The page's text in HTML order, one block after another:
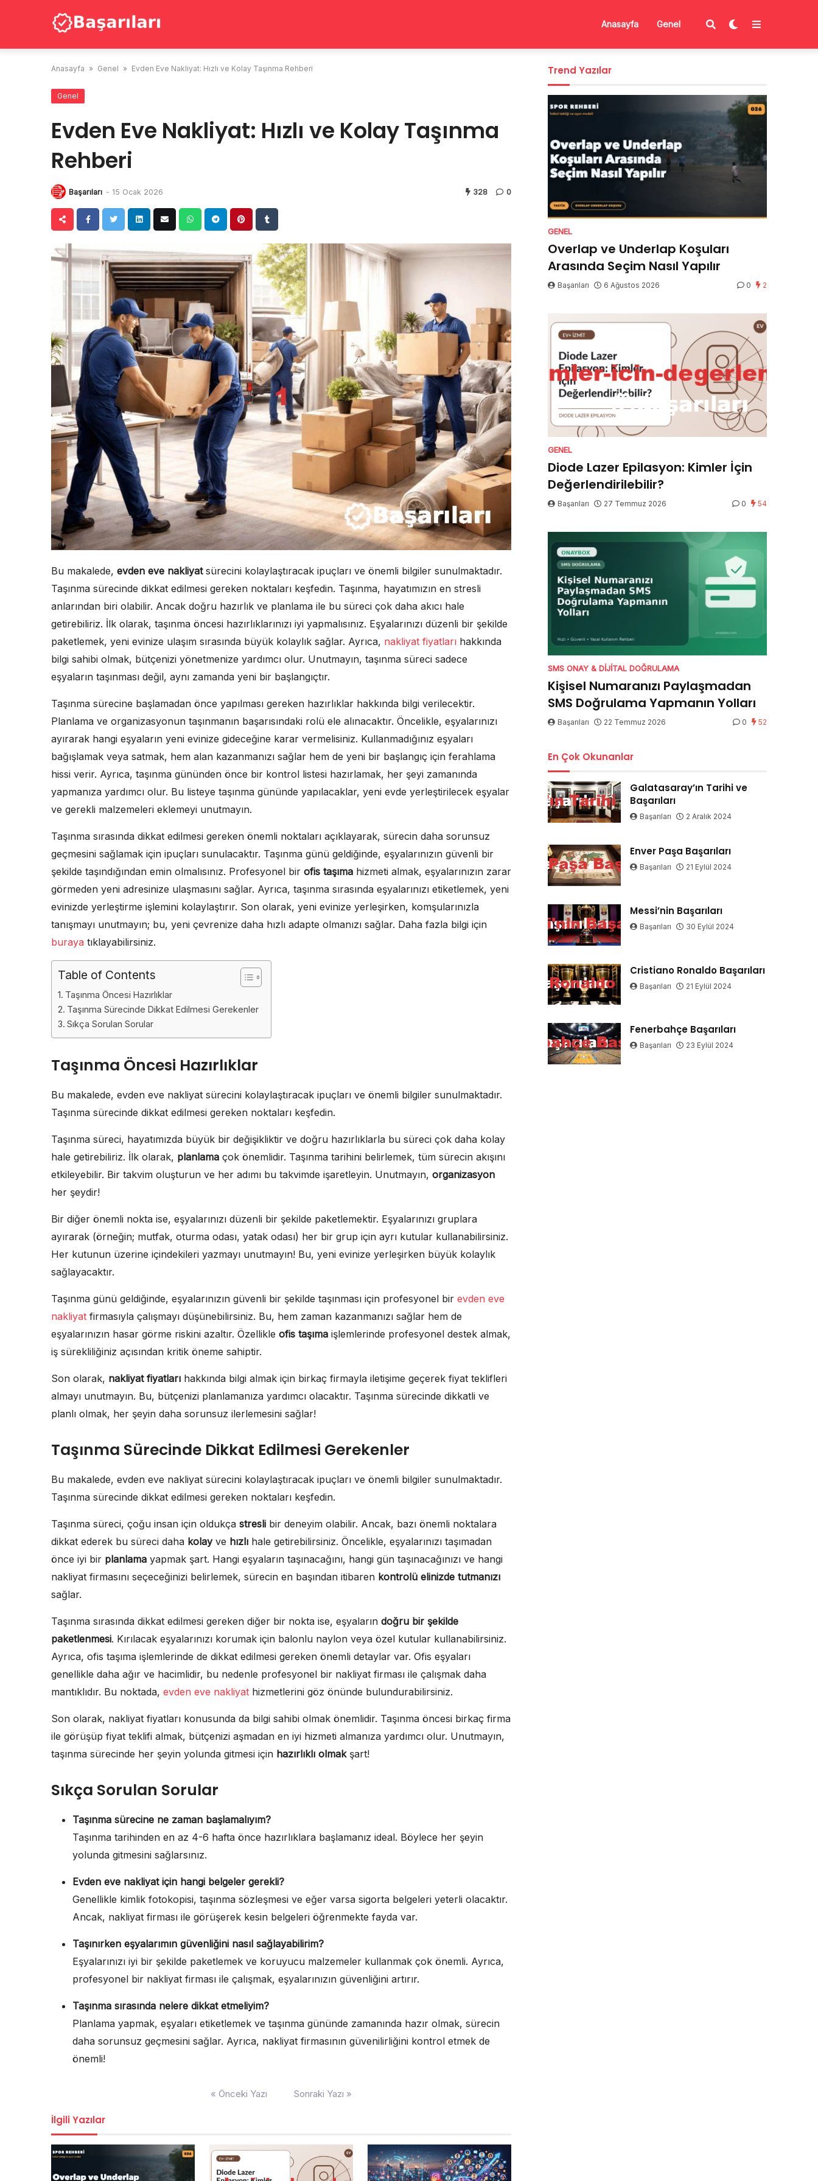
Anasayfa Genel
Anasayfa » Genel » Evden Eve Nakliyat: Hızlı ve Kolay Taşınma Rehberi
Genel
Evden Eve Nakliyat: Hızlı ve Kolay Taşınma
Rehberi
Başarıları - 15 Ocak 2026 328 0
Bu makalede, evden eve nakliyatsürecini kolaylaştıracak ipuçları ve önemli bilgiler sunulmaktadır.
Taşınma sürecinde dikkat edilmesi gereken noktaları keşfedin. Taşınma, hayatımızın en stresli
anlarından biri olabilir. Ancak doğru hazırlık ve planlama ile bu süreci çok daha akıcı hale
getirebiliriz. İlk olarak, taşınma öncesi hazırlıklarınızı iyi yapmalısınız. Eşyalarınızı düzenli bir şekilde
paketlemek, yeni evinize ulaşım sırasında büyük kolaylık sağlar. Ayrıca, nakliyat fiyatları hakkında
bilgi sahibi olmak, bütçenizi yönetmenize yardımcı olur. Unutmayın, taşınma süreci sadece
eşyaların taşınması değil, aynı zamanda yeni bir başlangıçtır.
Taşınma sürecine başlamadan önce yapılması gereken hazırlıklar hakkında bilgi verilecektir.
Planlama ve organizasyonun taşınmanın başarısındaki rolü ele alınacaktır. Öncelikle, eşyalarınızı
ayırarak hangi eşyaların yeni evinize gideceğine karar vermelisiniz. Kullanmadığınız eşyaları
bağışlamak veya satmak, hem alan kazanmanızı sağlar hem de yeni bir başlangıç için ferahlama
hissi verir. Ayrıca, taşınma gününden önce bir kontrol listesi hazırlamak, her şeyi zamanında
yapmanıza yardımcı olur. Bu listeye taşınma gününde yapılacaklar, yeni evde yerleştirilecek eşyalar
ve gerekli malzemeleri eklemeyi unutmayın.
Taşınma sırasında dikkat edilmesi gereken önemli noktaları açıklayarak, sürecin daha sorunsuz
geçmesini sağlamak için ipuçları sunulacaktır. Taşınma günü geldiğinde, eşyalarınızın güvenli bir
şekilde taşındığından emin olmalısınız. Profesyonel bir ofis taşıma hizmeti almak, eşyalarınızın zarar
görmeden yeni adresinize ulaşmasını sağlar. Ayrıca, taşınma sırasında eşyalarınızı etiketlemek, yeni
evinizde yerleştirme işlemini kolaylaştırır. Son olarak, yeni evinize yerleşirken, komşularınızla
tanışmayı unutmayın; bu, yeni çevrenize daha hızlı adapte olmanızı sağlar. Daha fazla bilgi için
buraya tıklayabilirsiniz.
Table of Contents
Taşınma Öncesi Hazırlıklar
Taşınma Sürecinde Dikkat Edilmesi Gerekenler
Sıkça Sorulan Sorular
Taşınma Öncesi Hazırlıklar
Bu makalede, evden eve nakliyat sürecini kolaylaştıracak ipuçları ve önemli bilgiler sunulmaktadır.
Taşınma sürecinde dikkat edilmesi gereken noktaları keşfedin.
Taşınma süreci, hayatımızda büyük bir değişikliktir ve doğru hazırlıklarla bu süreci çok daha kolay
hale getirebiliriz. İlk olarak, planlama çok önemlidir. Taşınma tarihini belirlemek, tüm sürecin akışını
etkileyebilir. Bir takvim oluşturun ve her adımı bu takvimde işaretleyin. Unutmayın, organizasyon
her şeydir!
Bir diğer önemli nokta ise, eşyalarınızı düzenli bir şekilde paketlemektir. Eşyalarınızı gruplara
ayırarak (örneğin; mutfak, oturma odası, yatak odası) her bir grup için ayrı kutular kullanabilirsiniz.
Her kutunun üzerine içindekileri yazmayı unutmayın! Bu, yeni evinize yerleşirken büyük kolaylık
sağlayacaktır.
Taşınma günü geldiğinde, eşyalarınızın güvenli bir şekilde taşınması için profesyonel bir evden eve
nakliyat firmasıyla çalışmayı düşünebilirsiniz. Bu, hem zaman kazanmanızı sağlar hem de
eşyalarınızın hasar görme riskini azaltır. Özellikle ofis taşıma işlemlerinde profesyonel destek almak,
iş sürekliliğiniz açısından kritik öneme sahiptir.
Son olarak, nakliyat fiyatları hakkında bilgi almak için birkaç firmayla iletişime geçerek fiyat teklifleri
almayı unutmayın. Bu, bütçenizi planlamanıza yardımcı olacaktır. Taşınma sürecinde dikkatli ve
planlı olmak, her şeyin daha sorunsuz ilerlemesini sağlar!
Taşınma Sürecinde Dikkat Edilmesi Gerekenler
Bu makalede, evden eve nakliyat sürecini kolaylaştıracak ipuçları ve önemli bilgiler sunulmaktadır.
Taşınma sürecinde dikkat edilmesi gereken noktaları keşfedin.
Taşınma süreci, çoğu insan için oldukça stresli bir deneyim olabilir. Ancak, bazı önemli noktalara
dikkat ederek bu süreci daha kolayve hızlı hale getirebilirsiniz. Öncelikle, eşyalarınızı taşımadan
önce iyi bir planlama yapmak şart. Hangi eşyaların taşınacağını, hangi gün taşınacağınızı ve hangi
nakliyat firmasını seçeceğinizi belirlemek, sürecin en başından itibaren kontrolü elinizde tutmanızı
sağlar.
Taşınma sırasında dikkat edilmesi gereken diğer bir nokta ise, eşyaların doğru bir şekilde
paketlenmesi. Kırılacak eşyalarınızı korumak için balonlu naylon veya özel kutular kullanabilirsiniz.
Ayrıca, ofis taşıma işlemlerinde de dikkat edilmesi gereken önemli detaylar var. Ofis eşyaları
genellikle daha ağır ve hacimlidir, bu nedenle profesyonel bir nakliyat firması ile çalışmak daha
mantıklıdır. Bu noktada, evden eve nakliyat hizmetlerini göz önünde bulundurabilirsiniz.
Son olarak, nakliyat fiyatları konusunda da bilgi sahibi olmak önemlidir. Taşınma öncesi birkaç firma
ile görüşüp fiyat teklifi almak, bütçenizi aşmadan en iyi hizmeti almanıza yardımcı olur. Unutmayın,
taşınma sürecinde her şeyin yolunda gitmesi için hazırlıklı olmakşart!
Sıkça Sorulan Sorular
Taşınma sürecine ne zaman başlamalıyım?
Taşınma tarihinden en az 4-6 hafta önce hazırlıklara başlamanız ideal. Böylece her şeyin
yolunda gitmesini sağlarsınız.
Evden eve nakliyat için hangi belgeler gerekli?
Genellikle kimlik fotokopisi, taşınma sözleşmesi ve eğer varsa sigorta belgeleri yeterli olacaktır.
Ancak, nakliyat firması ile görüşerek kesin belgeleri öğrenmekte fayda var.
Taşınırken eşyalarımın güvenliğini nasıl sağlayabilirim?
Eşyalarınızı iyi bir şekilde paketlemek ve koruyucu malzemeler kullanmak çok önemli. Ayrıca,
profesyonel bir nakliyat firması ile çalışmak, eşyalarınızın güvenliğini artırır.
Taşınma sırasında nelere dikkat etmeliyim?
Planlama yapmak, eşyaları etiketlemek ve taşınma gününde zamanında hazır olmak, sürecin
daha sorunsuz geçmesini sağlar. Ayrıca, nakliyat firmasının güvenilirliğini kontrol etmek de
önemli!
« Önceki Yazı Sonraki Yazı »
İlgili Yazılar
Trend Yazılar
GENEL
Overlap ve Underlap Koşuları
Arasında Seçim Nasıl Yapılır
Başarıları 6 Ağustos 2026 0 2
GENEL
Diode Lazer Epilasyon: Kimler İçin
Değerlendirilebilir?
Başarıları 27 Temmuz 2026 0 54
SMS ONAY & DIJITAL DOĞRULAMA
Kişisel Numaranızı Paylaşmadan
SMS Doğrulama Yapmanın Yolları
Başarıları 22 Temmuz 2026 0 52
En Çok Okunanlar
Galatasaray’ın Tarihi ve
Başarıları
Başarıları 2 Aralık 2024
Enver Paşa Başarıları
Başarıları 21 Eylül 2024
Messi’nin Başarıları
Başarıları 30 Eylül 2024
Cristiano Ronaldo Başarıları
Başarıları 21 Eylül 2024
Fenerbahçe Başarıları
Başarıları 23 Eylül 2024